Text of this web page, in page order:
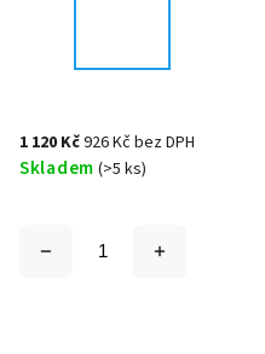
1 120 Kč926 Kč bez DPH
Skladem (>5 ks)